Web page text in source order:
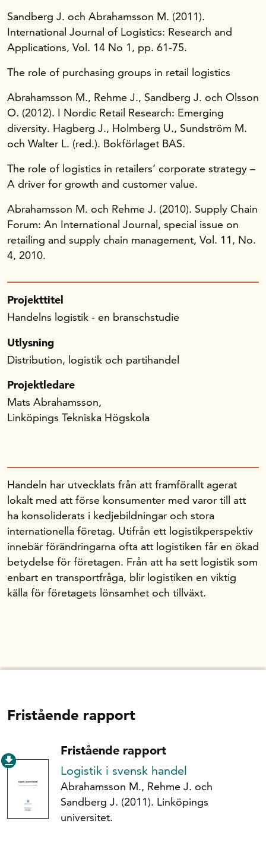
Sandberg J. och Abrahamsson M. (2011).
International Journal of Logistics: Research and
Applications, Vol. 14 No 1, pp. 61-75.
The role of purchasing groups in retail logistics
Abrahamsson M., Rehme J., Sandberg J. och Olsson
O. (2012). I Nordic Retail Research: Emerging
diversity. Hagberg J., Holmberg U., Sundström M.
och Walter L. (red.). Bokförlaget BAS.
The role of logistics in retailers’ corporate strategy –
A driver for growth and customer value.
Abrahamsson M. och Rehme J. (2010). Supply Chain
Forum: An International Journal, special issue on
retailing and supply chain management, Vol. 11, No.
4, 2010.
Projekttitel
Handelns logistik - en branschstudie
Utlysning
Distribution, logistik och partihandel
Projektledare
Mats Abrahamsson,
Linköpings Tekniska Högskola
Handeln har utvecklats från att framförallt agerat
lokalt med att förse konsumenter med varor till att
ha konsoliderats i kedjebildningar och stora
internationella företag. Utifrån ett logistikperspektiv
innebär förändringarna ofta att logistiken får en ökad
betydelse för företagen. Från att ha sett logistik som
enbart en transportfråga, blir logistiken en viktig
källa för företagets lönsamhet och tillväxt.
Fristående rapport
Fristående rapport
Logistik i svensk handel
Abrahamsson M., Rehme J. och
Sandberg J. (2011). Linköpings
universitet.